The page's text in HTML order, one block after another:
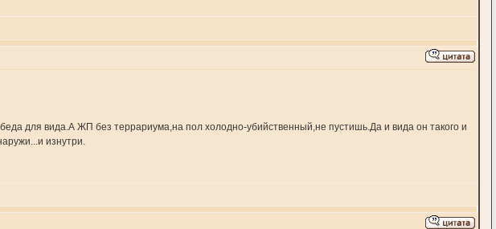
для вида.А ЖП без террариума,на пол холодно-убийственный,не пустишь.Да и вида он такого и
изнутри.